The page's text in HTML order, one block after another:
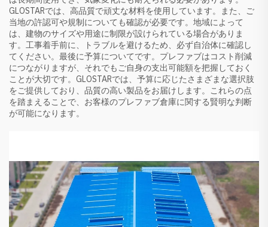
GLOSTARでは、高品質で頑丈な材料を使用しています。また、ご
当地の許認可や規制についても確認が必要です。地域によって
は、建物のサイズや用途に制限が設けられている場合がありま
す。工事着手前に、トラブルを避けるため、必ず自治体に確認し
てください。最後に予算についてです。プレファブはコスト削減
につながりますが、それでもご自身の支出可能額を把握しておく
ことが大切です。GLOSTARでは、予算に応じたさまざまな選択肢
をご提供しており、品質の高い製品をお届けします。これらの点
を踏まえることで、お客様のプレファブ倉庫に関する賢明な判断
が可能になります。